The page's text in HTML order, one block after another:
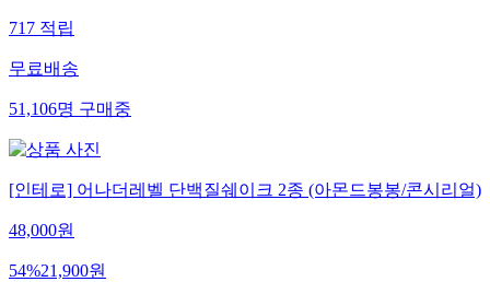
717 적립
무료배송
51,106명 구매중
[인테로] 어나더레벨 단백질쉐이크 2종 (아몬드봉봉/콘시리얼)
48,000원
54%21,900원